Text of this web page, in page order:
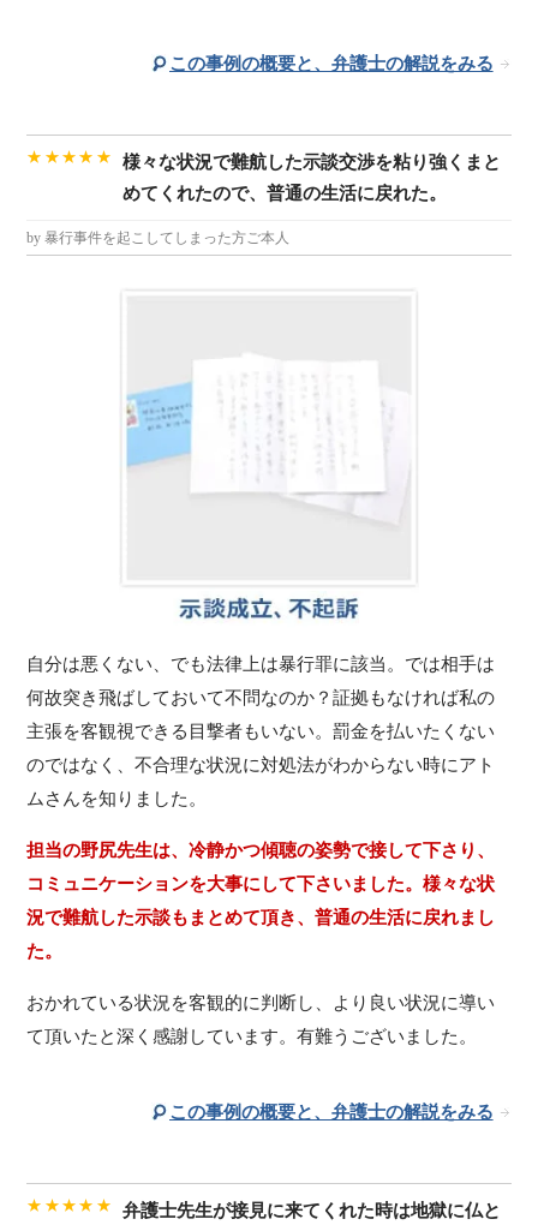
この事例の概要と、弁護士の解説をみる
様々な状況で難航した示談交渉を粘り強くまと
めてくれたので、普通の生活に戻れた。
by 暴行事件を起こしてしまった方ご本人
★★★★★
自分は悪くない、でも法律上は暴行罪に該当。では相手は
何故突き飛ばしておいて不問なのか？証拠もなければ私の
主張を客観視できる目撃者もいない。罰金を払いたくない
のではなく、不合理な状況に対処法がわからない時にアト
ムさんを知りました。
担当の野尻先生は、冷静かつ傾聴の姿勢で接して下さり、
コミュニケーションを大事にして下さいました。様々な状
況で難航した示談もまとめて頂き、普通の生活に戻れまし
た。
おかれている状況を客観的に判断し、より良い状況に導い
て頂いたと深く感謝しています。有難うございました。
この事例の概要と、弁護士の解説をみる
弁護士先生が接見に来てくれた時は地獄に仏と
★★★★★